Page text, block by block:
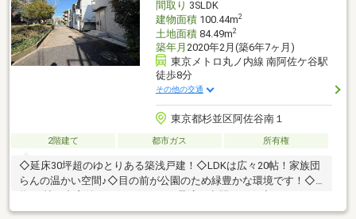
間取り 3SLDK
建物面積100.44m2
土地面積84.49m2
築年月 2020年2月(築6年7ヶ月)
東京メトロ丸ノ内線 南阿佐ケ谷駅
徒歩8分
その他の交通
東京都杉並区阿佐谷南１
2階建て 都市ガス 所有権
◇延床30坪超のゆとりある築浅戸建！◇LDKは広々20帖！家族団
らんの温かい空間♪◇目の前が公園のため緑豊かな環境です！◇
中ですが内覧可能です。～リフォーム内容～・クロス張替え・給